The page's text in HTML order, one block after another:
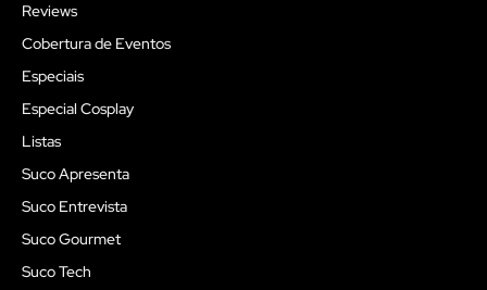
Reviews
Cobertura de Eventos
Especiais
Especial Cosplay
Listas
Suco Apresenta
Suco Entrevista
Suco Gourmet
Suco Tech